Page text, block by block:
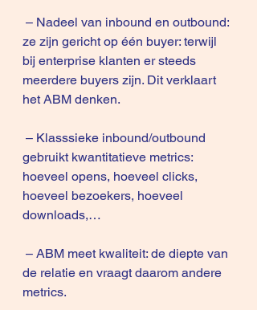
ze zijn gericht op één buyer: terwijl
bij enterprise klanten er steeds
meerdere buyers zijn. Dit verklaart
het ABM denken.
gebruikt kwantitatieve metrics:
hoeveel opens, hoeveel clicks,
hoeveel bezoekers, hoeveel
downloads,…
de relatie en vraagt daarom andere
metrics.